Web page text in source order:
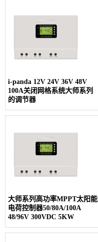
i-panda 12V 24V 36V 48V
100A关闭网格系统大师系列
的调节器
大师系列高功率MPPT太阳能
电荷控制器50/80A/100A
48/96V 300VDC 5KW